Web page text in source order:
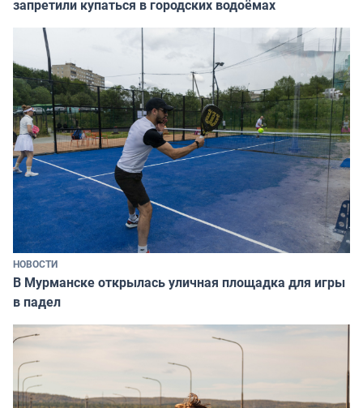
запретили купаться в городских водоёмах
НОВОСТИ
В Мурманске открылась уличная площадка для игры
в падел